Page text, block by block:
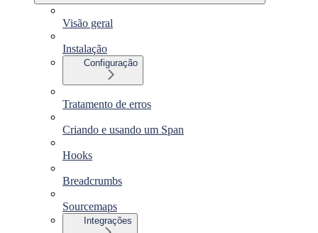
Visão geral
Instalação
Configuração
Tratamento de erros
Criando e usando um Span
Hooks
Breadcrumbs
Sourcemaps
Integrações